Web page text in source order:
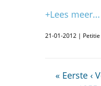
+Lees meer...
21-01-2012 | Petitie
« Eerste ‹